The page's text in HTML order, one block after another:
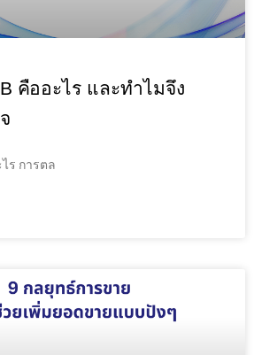
คืออะไร และทำไมจึง
ร การตล